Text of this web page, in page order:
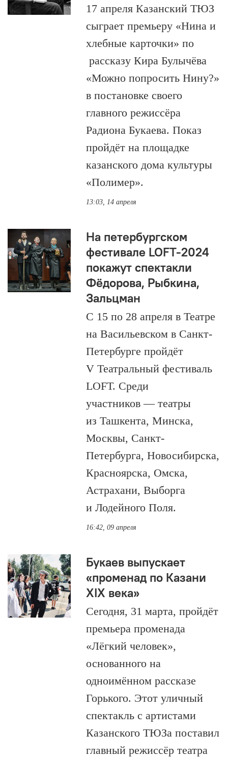
17 апреля Казанский ТЮЗ
сыграет премьеру «Нина и
хлебные карточки» по
рассказу Кира Булычёва
«Можно попросить Нину?»
в постановке своего
главного режиссёра
Радиона Букаева. Показ
пройдёт на площадке
казанского дома культуры
«Полимер».
13:03, 14 апреля
На петербургском
фестивале LOFT-2024
покажут спектакли
Фёдорова, Рыбкина,
Зальцман
С 15 по 28 апреля в Театре
на Васильевском в Санкт-
Петербурге пройдёт
V Театральный фестиваль
LOFT. Среди
участников — театры
из Ташкента, Минска,
Москвы, Санкт-
Петербурга, Новосибирска,
Красноярска, Омска,
Астрахани, Выборга
и Лодейного Поля.
16:42, 09 апреля
Букаев выпускает
«променад по Казани
ХIХ века»
Сегодня, 31 марта, пройдёт
премьера променада
«Лёгкий человек»,
основанного на
одноимённом рассказе
Горького. Этот уличный
спектакль с артистами
Казанского ТЮЗа поставил
главный режиссёр театра